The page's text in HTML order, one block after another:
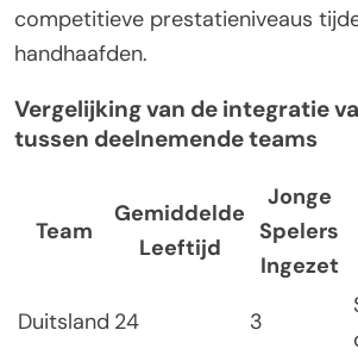
competitieve prestatieniveaus
handhaafden.
Vergelijking van de integratie
tussen deelnemende teams
Team
Gemiddelde
Leeftijd
Jonge
Spelers
Ingezet
Duitsland 24 3